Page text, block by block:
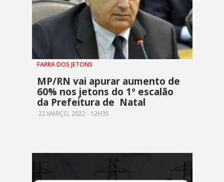
FARRA DOS JETONS
MP/RN vai apurar aumento de
60% nos jetons do 1º escalão
da Prefeitura de Natal
22 MARÇO, 2022 - 12H35